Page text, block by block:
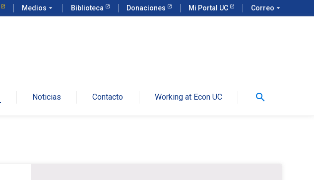
Medios arrow_drop_down Biblioteca Donaciones Mi Portal UC Correo arrow_drop_down
Noticias Contacto Working at Econ UC search